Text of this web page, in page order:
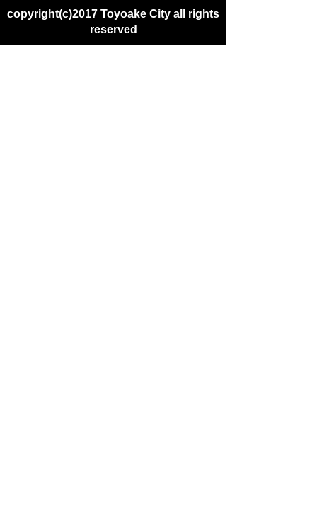
copyright(c)2017 Toyoake City all rights
reserved